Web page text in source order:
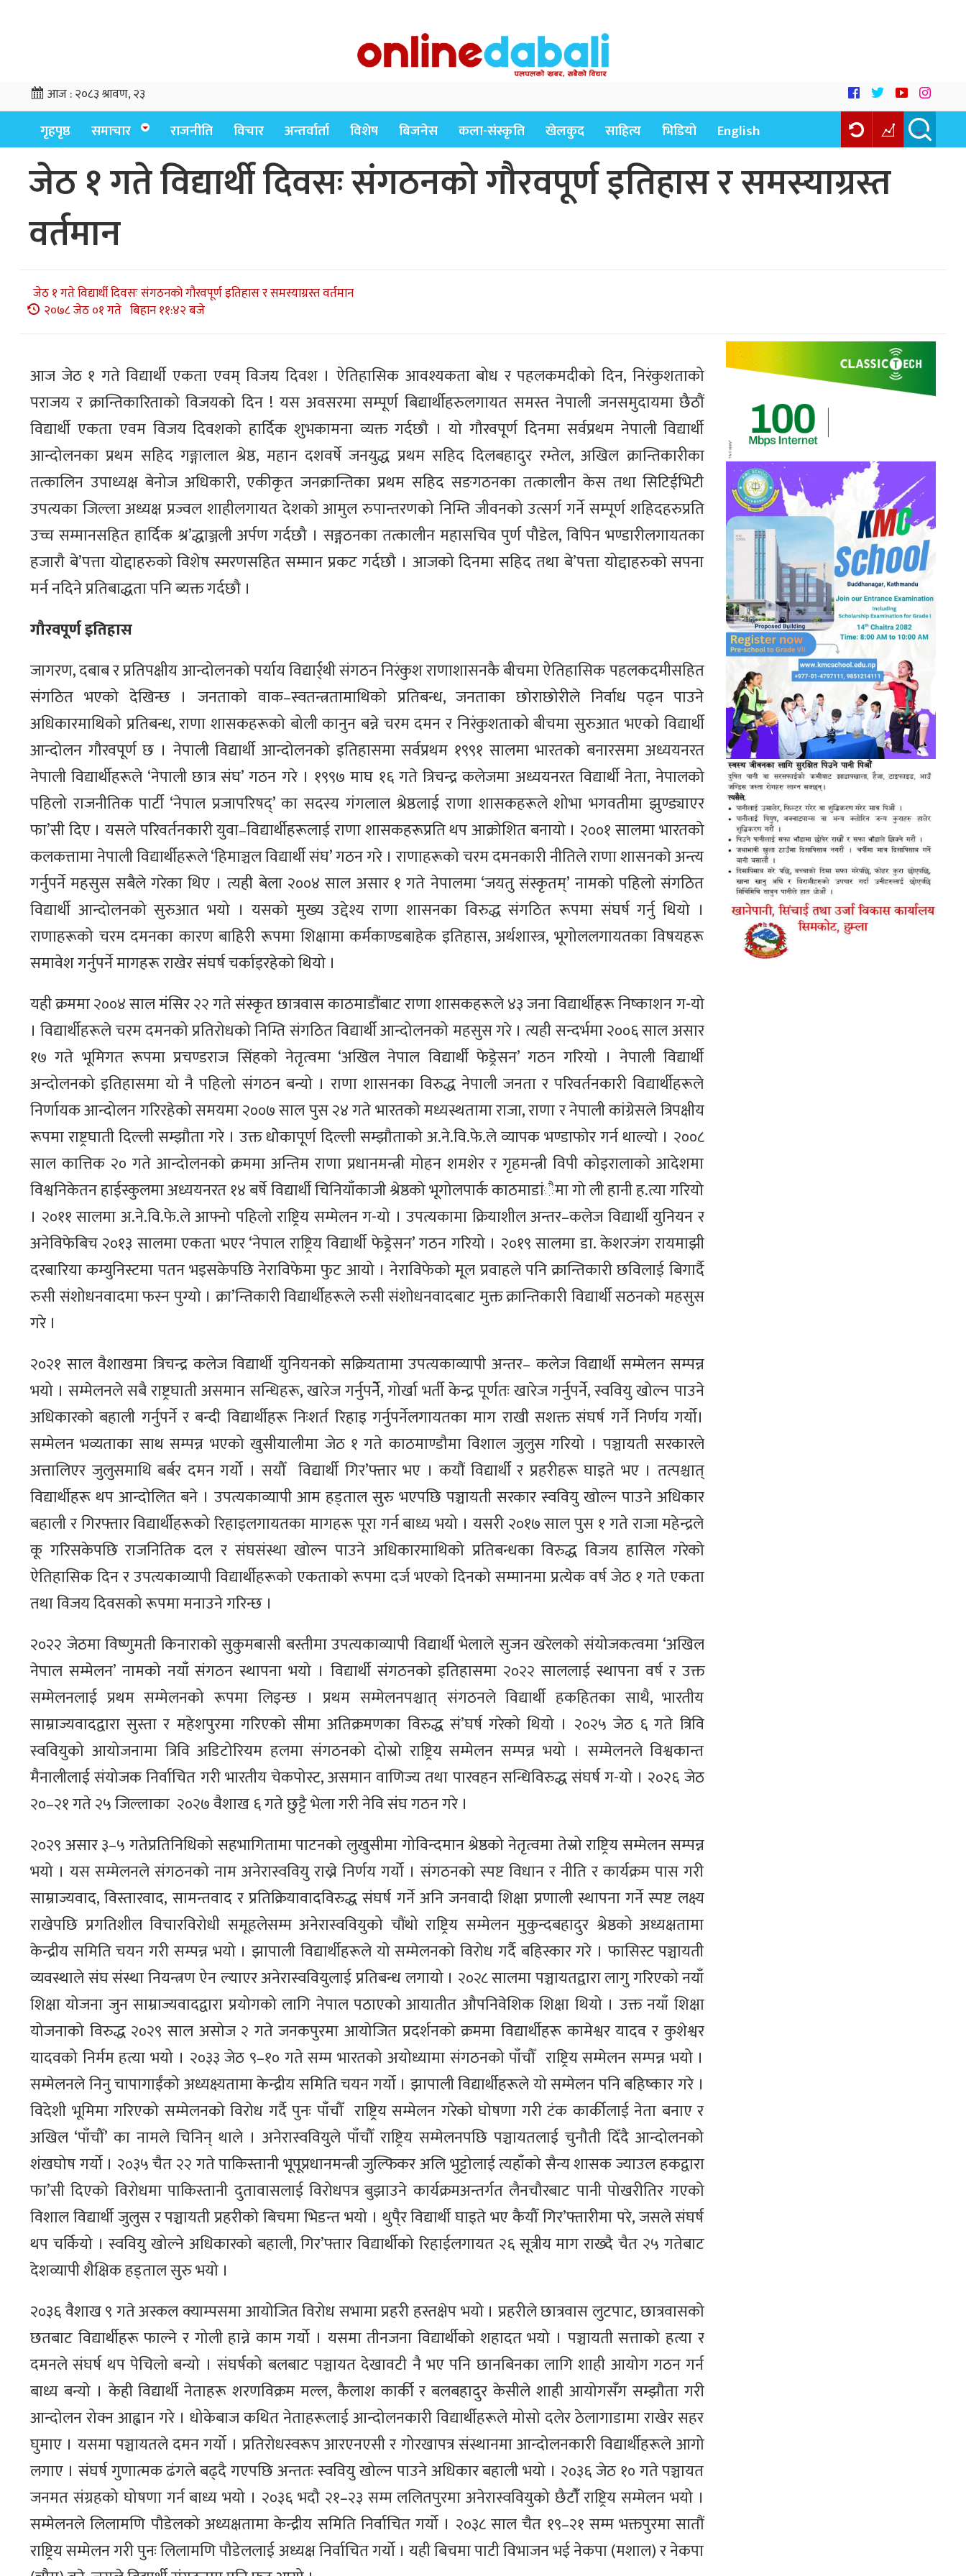
आज :२०८३ श्रावण, २३
गृहपृष्ठ समाचार राजनीति विचार अन्तर्वार्ता विशेष बिजनेस कला-संस्कृति खेलकुद साहित्य भिडियो English
जेठ १ गते विद्यार्थी दिवसः संगठनको गौरवपूर्ण इतिहास र समस्याग्रस्त
वर्तमान
जेठ १ गते विद्यार्थी दिवसः संगठनको गौरवपूर्ण इतिहास र समस्याग्रस्त वर्तमान
२०७८ जेठ ०१ गते बिहान ११:४२ बजे
आज जेठ १ गते विद्यार्थी एकता एवम् विजय दिवश । ऐतिहासिक आवश्यकता बोध र पहलकमदीको दिन, निरंकुशताको
पराजय र क्रान्तिकारिताको विजयको दिन ! यस अवसरमा सम्पूर्ण बिद्यार्थीहरुलगायत समस्त नेपाली जनसमुदायमा छैठौं
विद्यार्थी एकता एवम विजय दिवशको हार्दिक शुभकामना व्यक्त गर्दछौ । यो गौरवपूर्ण दिनमा सर्वप्रथम नेपाली विद्यार्थी
आन्दोलनका प्रथम सहिद गङ्गालाल श्रेष्ठ, महान दशवर्षे जनयुद्ध प्रथम सहिद दिलबहादुर रम्तेल, अखिल क्रान्तिकारीका
तत्कालिन उपाध्यक्ष बेनोज अधिकारी, एकीकृत जनक्रान्तिका प्रथम सहिद सङगठनका तत्कालीन केस तथा सिटिईभिटी
उपत्यका जिल्ला अध्यक्ष प्रज्वल शाहीलगायत देशको आमुल रुपान्तरणको निम्ति जीवनको उत्सर्ग गर्ने सम्पूर्ण शहिदहरुप्रति
उच्च सम्मानसहित हार्दिक श्र’द्धाञ्जली अर्पण गर्दछौ । सङ्गठनका तत्कालीन महासचिव पुर्ण पौडेल, विपिन भण्डारीलगायतका
हजारौ बे’पत्ता योद्दाहरुको विशेष स्मरणसहित सम्मान प्रकट गर्दछौ । आजको दिनमा सहिद तथा बे’पत्ता योद्दाहरुको सपना
मर्न नदिने प्रतिबाद्धता पनि ब्यक्त गर्दछौ ।
गौरवपूर्ण इतिहास
जागरण, दबाब र प्रतिपक्षीय आन्दोलनको पर्याय विद्यार्र्थी संगठन निरंकुश राणाशासनकै बीचमा ऐतिहासिक पहलकदमीसहित
संगठित भएको देखिन्छ । जनताको वाक–स्वतन्त्रतामाथिको प्रतिबन्ध, जनताका छोराछोरीले निर्वाध पढ्न पाउने
अधिकारमाथिको प्रतिबन्ध, राणा शासकहरूको बोली कानुन बन्ने चरम दमन र निरंकुशताको बीचमा सुरुआत भएको विद्यार्थी
आन्दोलन गौरवपूर्ण छ । नेपाली विद्यार्थी आन्दोलनको इतिहासमा सर्वप्रथम १९९१ सालमा भारतको बनारसमा अध्ययनरत
नेपाली विद्यार्थीहरूले ‘नेपाली छात्र संघ’ गठन गरे । १९९७ माघ १६ गते त्रिचन्द्र कलेजमा अध्ययनरत विद्यार्थी नेता, नेपालको
पहिलो राजनीतिक पार्टी ‘नेपाल प्रजापरिषद्’ का सदस्य गंगलाल श्रेष्ठलाई राणा शासकहरूले शोभा भगवतीमा झुण्ड्याएर
फा’सी दिए । यसले परिवर्तनकारी युवा–विद्यार्थीहरूलाई राणा शासकहरूप्रति थप आक्रोशित बनायो । २००१ सालमा भारतको
कलकत्तामा नेपाली विद्यार्थीहरूले ‘हिमाञ्चल विद्यार्थी संघ’ गठन गरे । राणाहरूको चरम दमनकारी नीतिले राणा शासनको अन्त्य
गर्नुपर्ने महसुस सबैले गरेका थिए । त्यही बेला २००४ साल असार १ गते नेपालमा ‘जयतु संस्कृतम्’ नामको पहिलो संगठित
विद्यार्थी आन्दोलनको सुरुआत भयो । यसको मुख्य उद्देश्य राणा शासनका विरुद्ध संगठित रूपमा संघर्ष गर्नु थियो ।
राणाहरूको चरम दमनका कारण बाहिरी रूपमा शिक्षामा कर्मकाण्डबाहेक इतिहास, अर्थशास्त्र, भूगोललगायतका विषयहरू
समावेश गर्नुपर्ने मागहरू राखेर संघर्ष चर्काइरहेको थियो ।
यही क्रममा २००४ साल मंसिर २२ गते संस्कृत छात्रवास काठमाडौंबाट राणा शासकहरूले ४३ जना विद्यार्थीहरू निष्काशन ग-यो
। विद्यार्थीहरूले चरम दमनको प्रतिरोधको निम्ति संगठित विद्यार्थी आन्दोलनको महसुस गरे । त्यही सन्दर्भमा २००६ साल असार
१७ गते भूमिगत रूपमा प्रचण्डराज सिंहको नेतृत्वमा ‘अखिल नेपाल विद्यार्थी फेड्रेसन’ गठन गरियो । नेपाली विद्यार्थी
अन्दोलनको इतिहासमा यो नै पहिलो संगठन बन्यो । राणा शासनका विरुद्ध नेपाली जनता र परिवर्तनकारी विद्यार्थीहरूले
निर्णायक आन्दोलन गरिरहेको समयमा २००७ साल पुस २४ गते भारतको मध्यस्थतामा राजा, राणा र नेपाली कांग्रेसले त्रिपक्षीय
रूपमा राष्ट्रघाती दिल्ली सम्झौता गरे । उक्त धोेकापूर्ण दिल्ली सम्झौताको अ.ने.वि.फे.ले व्यापक भण्डाफोर गर्न थाल्यो । २००८
साल कात्तिक २० गते आन्दोलनको क्रममा अन्तिम राणा प्रधानमन्त्री मोहन शमशेर र गृहमन्त्री विपी कोइरालाको आदेशमा
विश्वनिकेतन हाईस्कुलमा अध्ययनरत १४ बर्षे विद्यार्थी चिनियाँकाजी श्रेष्ठको भूगोलपार्क काठमाडांैमा गो ली हानी ह.त्या गरियो
। २०११ सालमा अ.ने.वि.फे.ले आफ्नो पहिलो राष्ट्रिय सम्मेलन ग-यो । उपत्यकामा क्रियाशील अन्तर–कलेज विद्यार्थी युनियन र
अनेविफेबिच २०१३ सालमा एकता भएर ‘नेपाल राष्ट्रिय विद्यार्थी फेड्रेसन’ गठन गरियो । २०१९ सालमा डा. केशरजंग रायमाझी
दरबारिया कम्युनिस्टमा पतन भइसकेपछि नेराविफेमा फुट आयो । नेराविफेको मूल प्रवाहले पनि क्रान्तिकारी छविलाई बिगार्दै
रुसी संशोधनवादमा फस्न पुग्यो । क्रा’न्तिकारी विद्यार्थीहरूले रुसी संशोधनवादबाट मुक्त क्रान्तिकारी विद्यार्थी सठनको महसुस
गरे ।
२०२१ साल वैशाखमा त्रिचन्द्र कलेज विद्यार्थी युनियनको सक्रियतामा उपत्यकाव्यापी अन्तर– कलेज विद्यार्थी सम्मेलन सम्पन्न
भयो । सम्मेलनले सबै राष्ट्रघाती असमान सन्धिहरू, खारेज गर्नुपर्नेे, गोर्खा भर्ती केन्द्र पूर्णतः खारेज गर्नुपर्ने, स्ववियु खोल्न पाउने
अधिकारको बहाली गर्नुपर्ने र बन्दी विद्यार्थीहरू निःशर्त रिहाइ गर्नुपर्नेलगायतका माग राखी सशक्त संघर्ष गर्ने निर्णय गर्यो।
सम्मेलन भव्यताका साथ सम्पन्न भएको खुसीयालीमा जेठ १ गते काठमाण्डौमा विशाल जुलुस गरियो । पञ्चायती सरकारले
अत्तालिएर जुलुसमाथि बर्बर दमन गर्यो । सयौँ विद्यार्थी गिर’फ्तार भए । कयौं विद्यार्थी र प्रहरीहरू घाइते भए । तत्पश्चात्
विद्यार्थीहरू थप आन्दोलित बने । उपत्यकाव्यापी आम हड्ताल सुरु भएपछि पञ्चायती सरकार स्ववियु खोल्न पाउने अधिकार
बहाली र गिरफ्तार विद्यार्थीहरूको रिहाइलगायतका मागहरू पूरा गर्न बाध्य भयो । यसरी २०१७ साल पुस १ गते राजा महेन्द्रले
कू गरिसकेपछि राजनितिक दल र संघसंस्था खोल्न पाउने अधिकारमाथिको प्रतिबन्धका विरुद्ध विजय हासिल गरेको
ऐतिहासिक दिन र उपत्यकाव्यापी विद्यार्थीहरूको एकताको रूपमा दर्ज भएको दिनको सम्मानमा प्रत्येक वर्ष जेठ १ गते एकता
तथा विजय दिवसको रूपमा मनाउने गरिन्छ ।
२०२२ जेठमा विष्णुमती किनाराको सुकुमबासी बस्तीमा उपत्यकाव्यापी विद्यार्थी भेलाले सुजन खरेलको संयोजकत्वमा ‘अखिल
नेपाल सम्मेलन’ नामको नयाँ संगठन स्थापना भयो । विद्यार्थी संगठनको इतिहासमा २०२२ साललाई स्थापना वर्ष र उक्त
सम्मेलनलाई प्रथम सम्मेलनको रूपमा लिइन्छ । प्रथम सम्मेलनपश्चात् संगठनले विद्यार्थी हकहितका साथै, भारतीय
साम्राज्यवादद्वारा सुस्ता र महेशपुरमा गरिएको सीमा अतिक्रमणका विरुद्ध सं’घर्ष गरेको थियो । २०२५ जेठ ६ गते त्रिवि
स्ववियुको आयोजनामा त्रिवि अडिटोरियम हलमा संगठनको दोस्रो राष्ट्रिय सम्मेलन सम्पन्न भयो । सम्मेलनले विश्वकान्त
मैनालीलाई संयोजक निर्वाचित गरी भारतीय चेकपोस्ट, असमान वाणिज्य तथा पारवहन सन्धिविरुद्ध संघर्ष ग-यो । २०२६ जेठ
२०–२१ गते २५ जिल्लाका २०२७ वैशाख ६ गते छुट्टै भेला गरी नेवि संघ गठन गरे ।
२०२९ असार ३–५ गतेप्रतिनिधिको सहभागितामा पाटनको लुखुसीमा गोविन्दमान श्रेष्ठको नेतृत्वमा तेस्रो राष्ट्रिय सम्मेलन सम्पन्न
भयो । यस सम्मेलनले संगठनको नाम अनेरास्ववियु राख्ने निर्णय गर्यो । संगठनको स्पष्ट विधान र नीति र कार्यक्रम पास गरी
साम्राज्यवाद, विस्तारवाद, सामन्तवाद र प्रतिक्रियावादविरुद्ध संघर्ष गर्ने अनि जनवादी शिक्षा प्रणाली स्थापना गर्ने स्पष्ट लक्ष्य
राखेपछि प्रगतिशील विचारविरोधी समूहलेसम्म अनेरास्ववियुको चौंथो राष्ट्रिय सम्मेलन मुकुन्दबहादुर श्रेष्ठको अध्यक्षतामा
केन्द्रीय समिति चयन गरी सम्पन्न भयो । झापाली विद्यार्थीहरूले यो सम्मेलनको विरोध गर्दै बहिस्कार गरे । फासिस्ट पञ्चायती
व्यवस्थाले संघ संस्था नियन्त्रण ऐन ल्याएर अनेरास्ववियुलाई प्रतिबन्ध लगायो । २०२८ सालमा पञ्चायतद्वारा लागु गरिएको नयाँ
शिक्षा योजना जुन साम्राज्यवादद्वारा प्रयोगको लागि नेपाल पठाएको आयातीत औपनिवेशिक शिक्षा थियो । उक्त नयाँ शिक्षा
योजनाको विरुद्ध २०२९ साल असोज २ गते जनकपुरमा आयोजित प्रदर्शनको क्रममा विद्यार्थीहरू कामेश्वर यादव र कुशेश्वर
यादवको निर्मम हत्या भयो । २०३३ जेठ ९–१० गते सम्म भारतको अयोध्यामा संगठनको पाँचौँ राष्ट्रिय सम्मेलन सम्पन्न भयो ।
सम्मेलनले निनु चापागाईंको अध्यक्ष्यतामा केन्द्रीय समिति चयन गर्यो । झापाली विद्यार्थीहरूले यो सम्मेलन पनि बहिष्कार गरे ।
विदेशी भूमिमा गरिएको सम्मेलनको विरोध गर्दै पुनः पाँचौँ राष्ट्रिय सम्मेलन गरेको घोषणा गरी टंक कार्कीलाई नेता बनाए र
अखिल ‘पाँचौँ’ का नामले चिनिन् थाले । अनेरास्ववियुले पाँचौँ राष्ट्रिय सम्मेलनपछि पञ्चायतलाई चुनौती दिँदै आन्दोलनको
शंखघोष गर्यो । २०३५ चैत २२ गते पाकिस्तानी भूपूप्रधानमन्त्री जुल्फिकर अलि भुट्टोलाई त्यहाँको सैन्य शासक ज्याउल हकद्वारा
फा’सी दिएको विरोधमा पाकिस्तानी दुतावासलाई विरोधपत्र बुझाउने कार्यक्रमअन्तर्गत लैनचौरबाट पानी पोखरीतिर गएको
विशाल विद्यार्थी जुलुस र पञ्चायती प्रहरीको बिचमा भिडन्त भयो । थुपै्र विद्यार्थी घाइते भए कैयौँ गिर’फ्तारीमा परे, जसले संघर्ष
थप चर्कियो । स्ववियु खोल्ने अधिकारको बहाली, गिर’फ्तार विद्यार्थीको रिहाईलगायत २६ सूत्रीय माग राख्दै चैत २५ गतेबाट
देशव्यापी शैक्षिक हड्ताल सुरु भयो ।
२०३६ वैशाख ९ गते अस्कल क्याम्पसमा आयोजित विरोध सभामा प्रहरी हस्तक्षेप भयो । प्रहरीले छात्रवास लुटपाट, छात्रवासको
छतबाट विद्यार्थीहरू फाल्ने र गोली हान्ने काम गर्यो । यसमा तीनजना विद्यार्थीको शहादत भयो । पञ्चायती सत्ताको हत्या र
दमनले संघर्ष थप पेचिलो बन्यो । संघर्षको बलबाट पञ्चायत देखावटी नै भए पनि छानबिनका लागि शाही आयोग गठन गर्न
बाध्य बन्यो । केही विद्यार्थी नेताहरू शरणविक्रम मल्ल, कैलाश कार्की र बलबहादुर केसीले शाही आयोगसँग सम्झौता गरी
आन्दोलन रोक्न आह्वान गरे । धोकेबाज कथित नेताहरूलाई आन्दोलनकारी विद्यार्थीहरूले मोसो दलेर ठेलागाडामा राखेर सहर
घुमाए । यसमा पञ्चायतले दमन गर्यो । प्रतिरोधस्वरूप आरएनएसी र गोरखापत्र संस्थानमा आन्दोलनकारी विद्यार्थीहरूले आगो
लगाए । संघर्ष गुणात्मक ढंगले बढ्दै गएपछि अन्ततः स्ववियु खोल्न पाउने अधिकार बहाली भयो । २०३६ जेठ १० गते पञ्चायत
जनमत संग्रहको घोषणा गर्न बाध्य भयो । २०३६ भदौ २१–२३ सम्म ललितपुरमा अनेरास्ववियुको छैटौंँ राष्ट्रिय सम्मेलन भयो ।
सम्मेलनले लिलामणि पौडेलको अध्यक्षतामा केन्द्रीय समिति निर्वाचित गर्यो । २०३८ साल चैत १९–२१ सम्म भक्तपुरमा सातौं
राष्ट्रिय सम्मेलन गरी पुनः लिलामणि पौडेललाई अध्यक्ष निर्वाचित गर्यो । यही बिचमा पाटी विभाजन भई नेकपा (मशाल) र नेकपा